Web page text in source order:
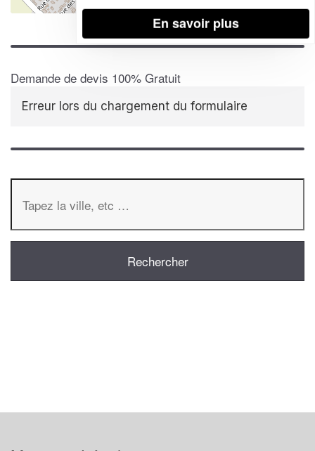
Leaflet| Map data ©OpenStreetMap contributors,CC-BY-SA
Demande de devis 100% Gratuit
Erreur lors du chargement du formulaire
En savoir plus